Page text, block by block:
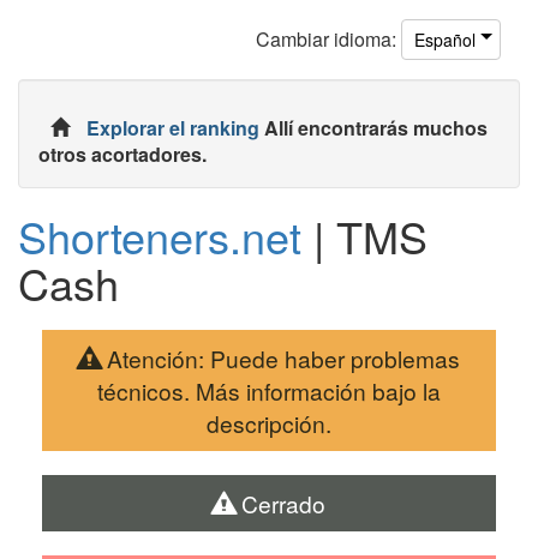
Cambiar idioma: Español
Explorar el ranking Allí encontrarás muchos
otros acortadores.
Shorteners.net | TMS
Cash
Atención: Puede haber problemas
técnicos. Más información bajo la
descripción.
Cerrado